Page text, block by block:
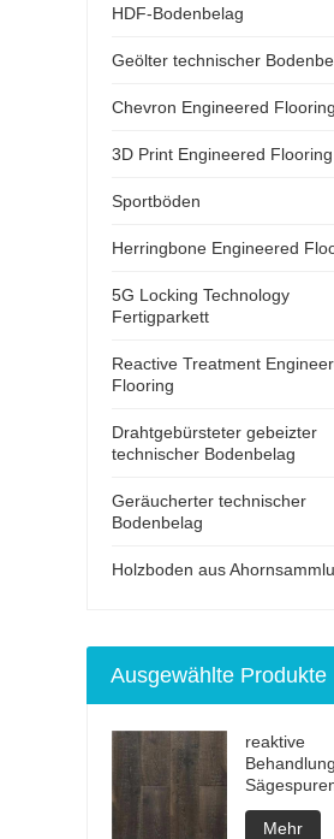
HDF-Bodenbelag
Geölter technischer
Chevron Engineered Flooring
3D Print Engineered Flooring
Sportböden
Herringbone Engineered
5G Locking Technology
Fertigparkett
Reactive Treatment
Flooring
Drahtgebürsteter gebeizter
technischer Bodenbelag
Geräucherter technischer
Bodenbelag
Holzboden aus
Ausgewählte Produkte
reaktive
Behandlung
unsichtbar
Fertigparkett
Mehr